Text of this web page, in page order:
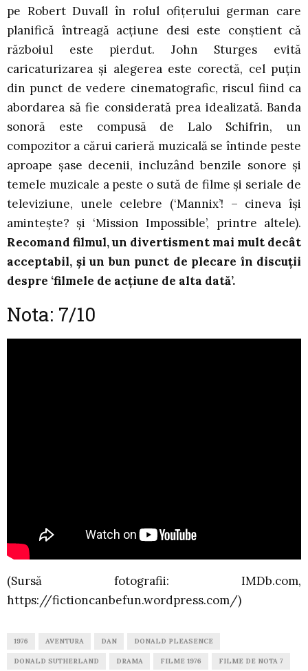
pe Robert Duvall în rolul ofițerului german care
planifică întreagă acțiune desi este conștient că
războiul este pierdut. John Sturges evită
caricaturizarea și alegerea este corectă, cel puțin
din punct de vedere cinematografic, riscul fiind ca
abordarea să fie considerată prea idealizată. Banda
sonoră este compusă de Lalo Schifrin, un
compozitor a cărui carieră muzicală se întinde peste
aproape șase decenii, incluzând benzile sonore și
temele muzicale a peste o sută de filme și seriale de
televiziune, unele celebre (‘Mannix’! – cineva își
amintește? și ‘Mission Impossible’, printre altele).
Recomand filmul, un divertisment mai mult decât
acceptabil, și un bun punct de plecare în discuții
despre ‘filmele de acțiune de alta dată’.
Nota: 7/10
(Sursă fotografii: IMDb.com,
https://fictioncanbefun.wordpress.com/)
1976 AVENTURA DAN DONALD PLEASENCE
DONALD SUTHERLAND DRAMA FILME 1976 FILME DE NOTA 7